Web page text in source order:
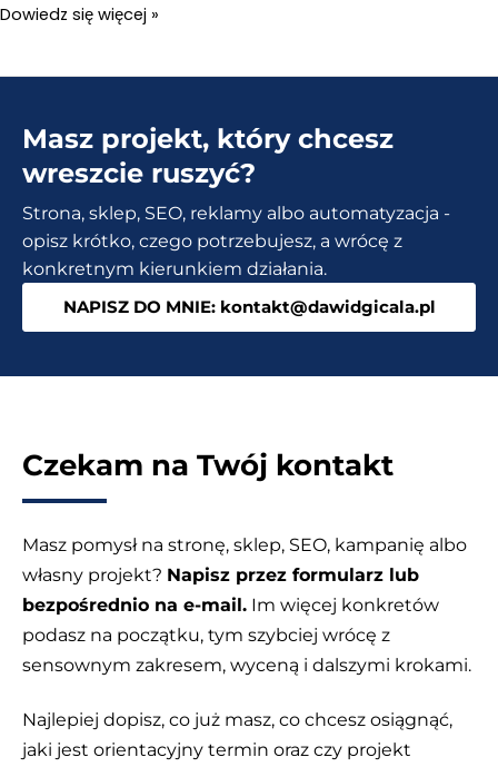
WordPress
–
szybkie
robią
największą
różnicę
Dowiedz się więcej »
Masz projekt, który chcesz
wreszcie ruszyć?
Strona, sklep, SEO, reklamy albo automatyzacja -
opisz krótko, czego potrzebujesz, a wrócę z
konkretnym kierunkiem działania.
NAPISZ DO MNIE: kontakt@dawidgicala.pl
Czekam na Twój kontakt
Masz pomysł na stronę, sklep, SEO, kampanię albo
własny projekt? Napisz przez formularz lub
bezpośrednio na e-mail. Im więcej konkretów
podasz na początku, tym szybciej wrócę z
sensownym zakresem, wyceną i dalszymi krokami.
Najlepiej dopisz, co już masz, co chcesz osiągnąć,
jaki jest orientacyjny termin oraz czy projekt